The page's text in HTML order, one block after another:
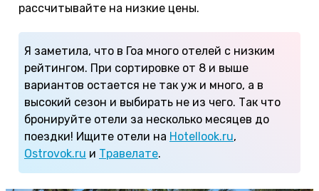
рассчитывайте на низкие цены.
Я заметила, что в Гоа много отелей с низким
рейтингом. При сортировке от 8 и выше
вариантов остается не так уж и много, а в
высокий сезон и выбирать не из чего. Так что
бронируйте отели за несколько месяцев до
поездки! Ищите отели на Hotellook.ru,
Ostrovok.ru и Травелате.